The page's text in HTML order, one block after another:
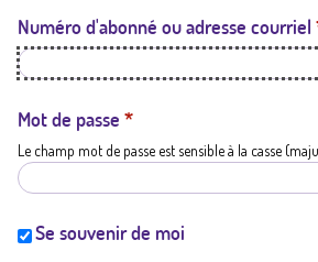
t
a
t
i
Numéro d'abonné ou adresse courriel
Mot de passe *
Le champ mot de passe est sensible à la casse
Se souvenir de moi